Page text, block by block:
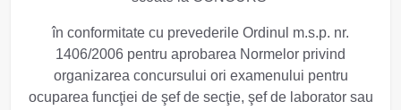
în conformitate cu prevederile Ordinul m.s.p. nr.
1406/2006 pentru aprobarea Normelor privind
organizarea concursului ori examenului pentru
ocuparea funcţiei de şef de secţie, şef de laborator sau